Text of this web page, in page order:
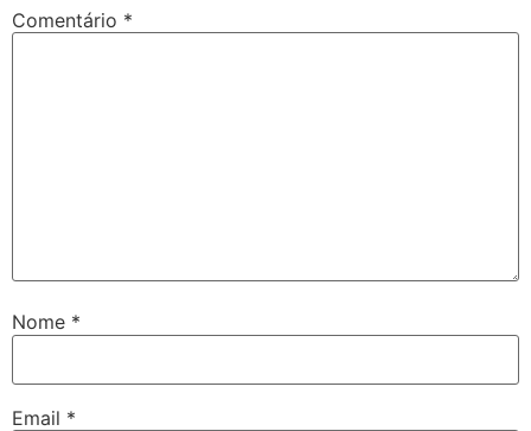
Comentário *
Nome *
Email *